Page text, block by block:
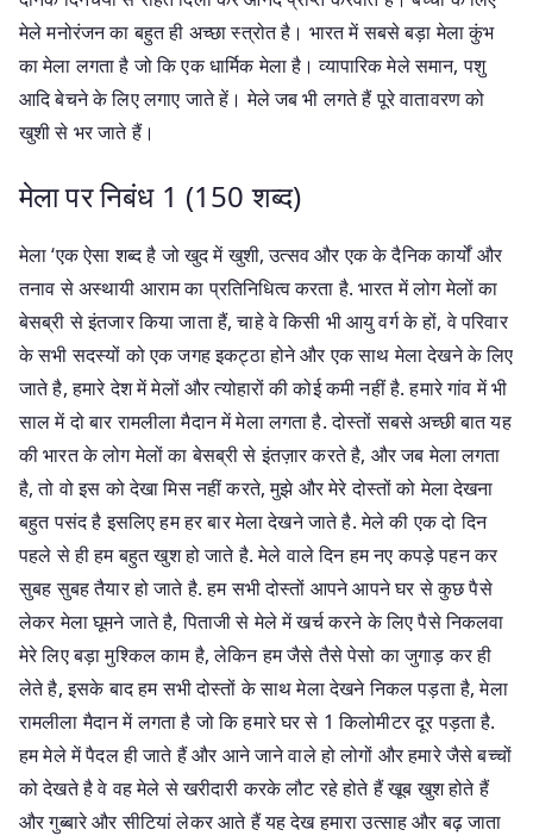
मेले मनोरंजन का बहुत ही अच्छा स्त्रोत है। भारत में सबसे बड़ा मेला कुंभ
का मेला लगता है जो कि एक धार्मिक मेला है। व्यापारिक मेले समान, पशु
आदि बेचने के लिए लगाए जाते हें। मेले जब भी लगते हैं पूरे वातावरण को
खुशी से भर जाते हैं।
मेला पर निबंध 1 (150 शब्द)
मेला ‘एक ऐसा शब्द है जो खुद में खुशी, उत्सव और एक के दैनिक कार्यों और
तनाव से अस्थायी आराम का प्रतिनिधित्व करता है. भारत में लोग मेलों का
बेसब्री से इंतजार किया जाता हैं, चाहे वे किसी भी आयु वर्ग के हों, वे परिवार
के सभी सदस्यों को एक जगह इकट्ठा होने और एक साथ मेला देखने के लिए
जाते है, हमारे देश में मेलों और त्योहारों की कोई कमी नहीं है. हमारे गांव में भी
साल में दो बार रामलीला मैदान में मेला लगता है. दोस्तों सबसे अच्छी बात यह
की भारत के लोग मेलों का बेसब्री से इंतज़ार करते है, और जब मेला लगता
है, तो वो इस को देखा मिस नहीं करते, मुझे और मेरे दोस्तों को मेला देखना
बहुत पसंद है इसलिए हम हर बार मेला देखने जाते है. मेले की एक दो दिन
पहले से ही हम बहुत खुश हो जाते है. मेले वाले दिन हम नए कपड़े पहन कर
सुबह सुबह तैयार हो जाते है. हम सभी दोस्तों आपने आपने घर से कुछ पैसे
लेकर मेला घूमने जाते है, पिताजी से मेले में खर्च करने के लिए पैसे निकलवा
मेरे लिए बड़ा मुश्किल काम है, लेकिन हम जैसे तैसे पेसो का जुगाड़ कर ही
लेते है, इसके बाद हम सभी दोस्तों के साथ मेला देखने निकल पड़ता है, मेला
रामलीला मैदान में लगता है जो कि हमारे घर से 1 किलोमीटर दूर पड़ता है.
हम मेले में पैदल ही जाते हैं और आने जाने वाले हो लोगों और हमारे जैसे बच्चों
को देखते है वे वह मेले से खरीदारी करके लौट रहे होते हैं खूब खुश होते हैं
और गुब्बारे और सीटियां लेकर आते हैं यह देख हमारा उत्साह और बढ़ जाता